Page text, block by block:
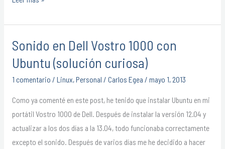
Sonido en Dell Vostro 1000 con
Ubuntu (solución curiosa)
1 comentario / Linux,Personal / Carlos Egea / mayo 1, 2013
Como ya comenté en este post, he tenido que instalar Ubuntu en mi
portátil Vostro 1000 de Dell. Después de instalar la versión 12.04 y
actualizar a los dos días a la 13.04, todo funcionaba correctamente
excepto el sonido. Después de varios días me he decidido a hacer
Sonido
en
Dell
Vostro
1000
con
Ubuntu
(solución